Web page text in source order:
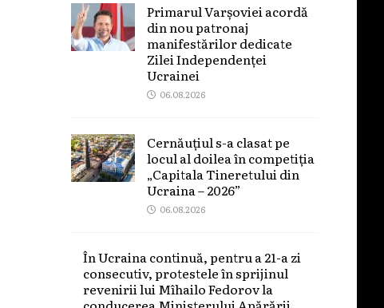
Primarul Varșoviei acordă
din nou patronaj
manifestărilor dedicate
Zilei Independenței
Ucrainei
06.08.2026
Cernăuțiul s-a clasat pe
locul al doilea în competiția
„Capitala Tineretului din
Ucraina – 2026”
06.08.2026
În Ucraina continuă, pentru a 21-a zi
consecutiv, protestele în sprijinul
revenirii lui Mîhailo Fedorov la